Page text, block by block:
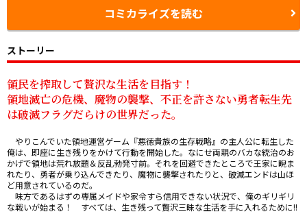
コミカライズを読む
ストーリー
領民を搾取して贅沢な生活を目指す！
領地滅亡の危機、魔物の襲撃、不正を許さない勇者――転生先
は破滅フラグだらけの世界だった。
やりこんでいた領地運営ゲーム『悪徳貴族の生存戦略』の主人公に転生した
俺は、即座に生き残りをかけて行動を開始した。なにせ両親のバカな統治のお
かげで領地は荒れ放題＆反乱勃発寸前。それを回避できたところで王家に睨ま
れたり、勇者が乗り込んできたり、魔物に襲撃されたりと、破滅エンドは山ほ
ど用意されているのだ。
味方であるはずの専属メイドや家令すら信用できない状況で、俺のギリギリ
な戦いが始まる！　すべては、生き残って贅沢三昧な生活を手に入れるために!!